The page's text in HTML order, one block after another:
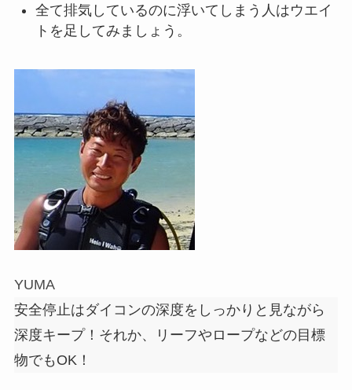
全て排気しているのに浮いてしまう人はウエイ
トを足してみましょう。
YUMA
安全停止はダイコンの深度をしっかりと見ながら
深度キープ！それか、リーフやロープなどの目標
物でもOK！